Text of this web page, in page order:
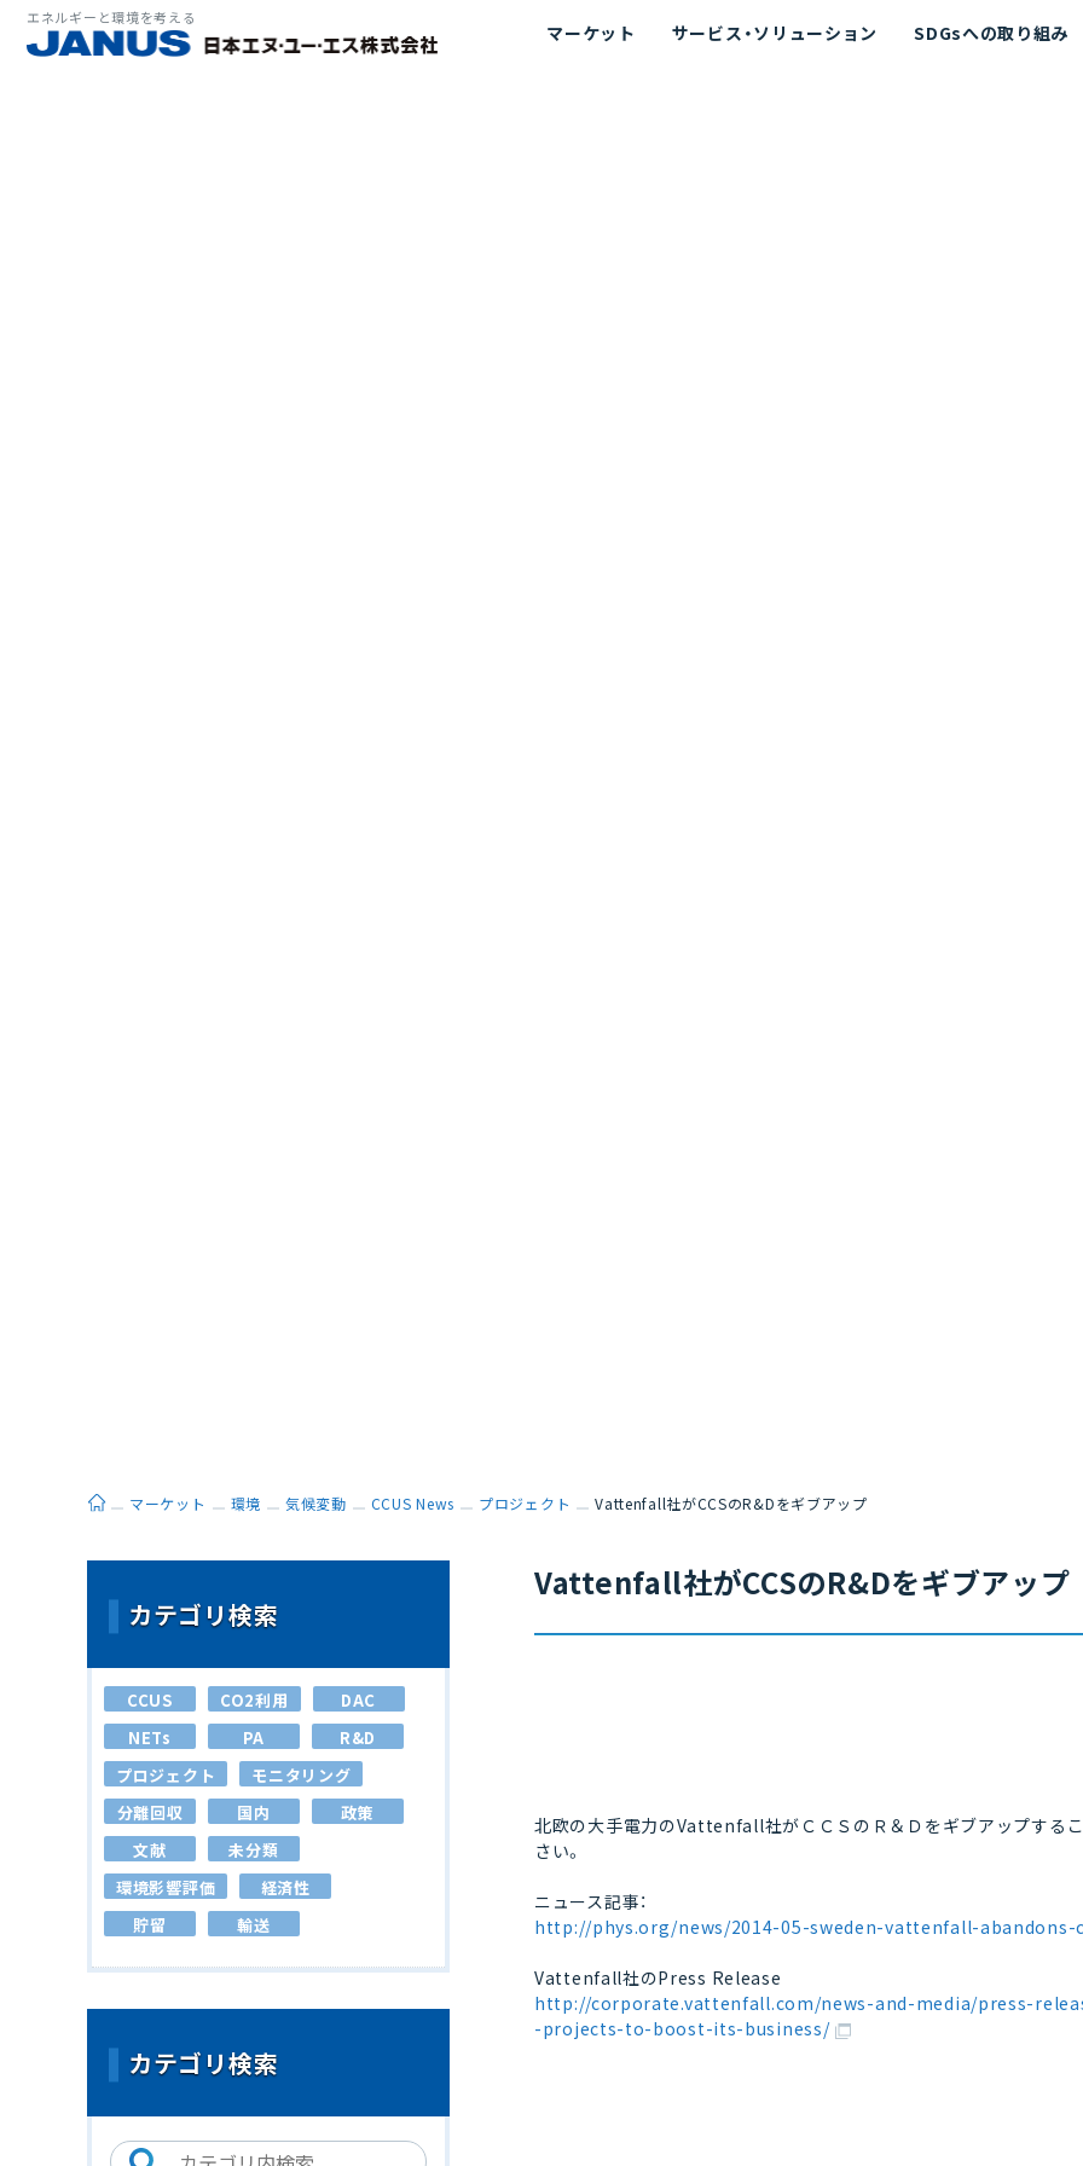
エネルギーと環境を考える
マーケット サービス・ソリューション SDGsへの取り組み
ホームマーケット 環境 気候変動 CCUS News プロジェクト Vattenfall社がCCSのR&Dをギブアップ
Vattenfall社がCCSのR&Dをギブアップ
北欧の大手電力のVattenfall社がＣＣＳのＲ＆Ｄをギブアップする
さい。
ニュース記事：
http://phys.org/news/2014-05-sweden-vattenfall-
Vattenfall社のPress Release
http://corporate.vattenfall.com/news-and-media/press-
-projects-to-boost-its-business/
カテゴリ検索
CCUS CO2利用
DAC
NETs
PA
R&D
プロジェクト
モニタリング
分離回収
国内
政策
文献
未分類
環境影響評価
経済性
貯留
輸送
カテゴリ検索